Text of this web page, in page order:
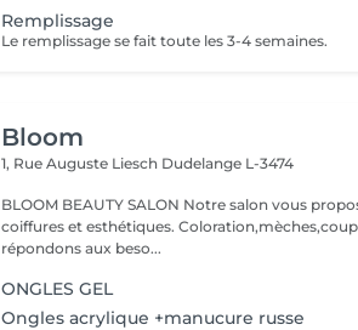
Remplissage
Le remplissage se fait toute les 3-4 semaines.
Bloom
1, Rue Auguste Liesch Dudelange L-3474
BLOOM BEAUTY SALON Notre salon vous propose
coiffures et esthétiques. Coloration,mèches,coupés,balayage...Nous
répondons aux beso...
ONGLES GEL
Ongles acrylique +manucure russe